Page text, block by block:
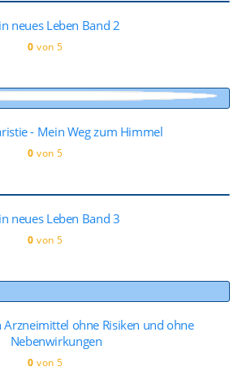
neues Leben Band 2
0 von 5
- Mein Weg zum Himmel
0 von 5
neues Leben Band 3
0 von 5
Arzneimittel ohne Risiken und ohne
Nebenwirkungen
0 von 5